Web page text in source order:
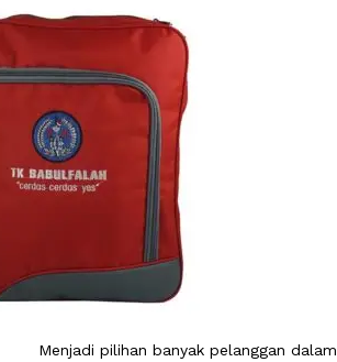
Menjadi pilihan banyak pelanggan dalam